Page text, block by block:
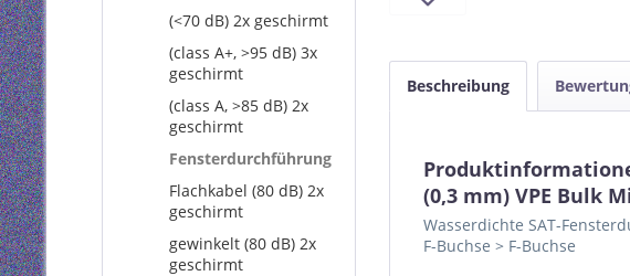
(<70 dB) 2x geschirmt
(class A+, >95 dB) 3x
geschirmt
(class A, >85 dB) 2x
geschirmt
Fensterdurchführung
Flachkabel (80 dB) 2x
geschirmt
gewinkelt (80 dB) 2x
geschirmt
Beschreibung
(0,3 mm) VPE Bulk
Wasserdichte SAT-
F-Buchse > F-Buchse